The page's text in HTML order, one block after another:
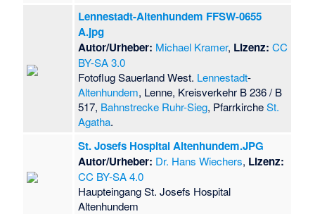
Lennestadt-Altenhundem FFSW-0655
A.jpg
Autor/Urheber: Michael Kramer, Lizenz: CC
BY-SA 3.0
Fotoflug Sauerland West. Lennestadt-
Altenhundem, Lenne, Kreisverkehr B 236 / B
517, Bahnstrecke Ruhr-Sieg, PfarrkircheSt.
Agatha.
St. Josefs Hospital Altenhundem.JPG
Autor/Urheber: Dr. Hans Wiechers, Lizenz:
CC BY-SA 4.0
Haupteingang St. Josefs Hospital
Altenhundem